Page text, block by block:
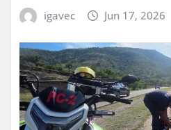
igavec Jun 17, 2026